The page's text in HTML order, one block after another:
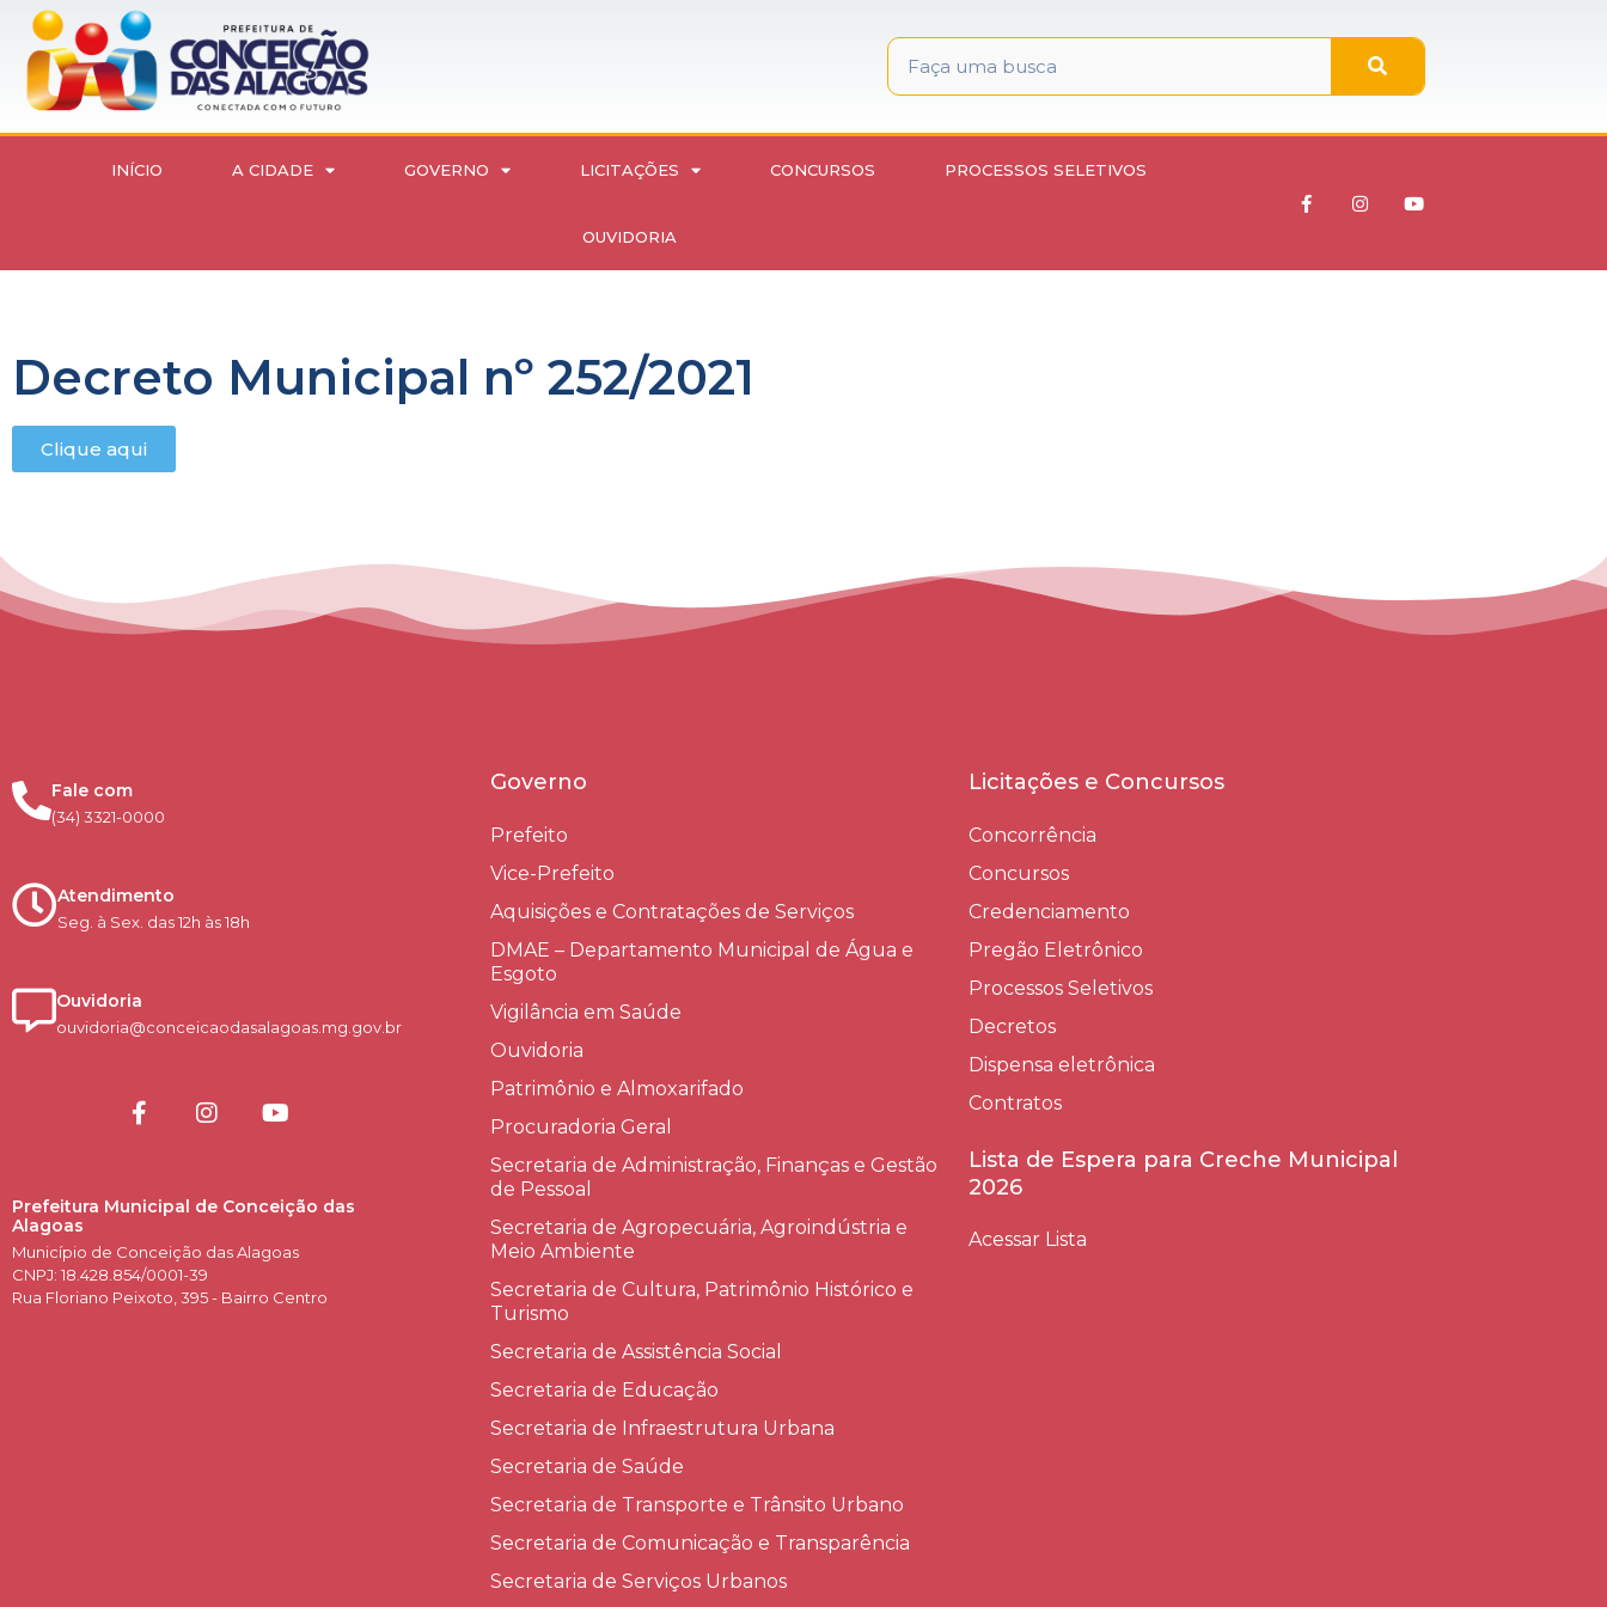
INÍCIO A CIDADE GOVERNO LICITAÇÕES CONCURSOS PROCESSOS SELETIVOS
OUVIDORIA
Decreto Municipal nº 252/2021
Clique aqui
Fale com
(34) 3321-0000
Atendimento
Seg. à Sex. das 12h às 18h
Ouvidoria
ouvidoria@conceicaodasalagoas.mg.gov.br
Prefeitura Municipal de Conceição das
Alagoas
Município de Conceição das Alagoas
CNPJ: 18.428.854/0001-39
Rua Floriano Peixoto, 395 - Bairro Centro
Governo
Prefeito
Vice-Prefeito
Aquisições e Contratações de Serviços​
DMAE – Departamento Municipal de Água e
Esgoto
Vigilância em Saúde
Ouvidoria
Patrimônio e Almoxarifado
Procuradoria Geral
Secretaria de Administração, Finanças e Gestão
de Pessoal
Secretaria de Agropecuária, Agroindústria e
Meio Ambiente
Secretaria de Cultura, Patrimônio Histórico e
Turismo
Secretaria de Assistência Social
Secretaria de Educação
Secretaria de Infraestrutura Urbana
Secretaria de Saúde
Secretaria de Transporte e Trânsito Urbano
Secretaria de Comunicação e Transparência
Secretaria de Serviços Urbanos
Licitações e Concursos
Concorrência
Concursos
Credenciamento
Pregão Eletrônico
Processos Seletivos
Decretos
Dispensa eletrônica
Contratos
Lista de Espera para Creche Municipal
2026
Acessar Lista